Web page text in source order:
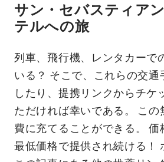
サン・セバスティア
テルへの旅
列車、飛行機、レンタカーで
いる？ そこで、これらの交通
したり、提携リンクからチケ
ただければ幸いである。 こ
費に充てることができる。 価
最低価格で提供され続ける！